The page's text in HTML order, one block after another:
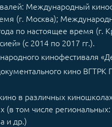
Международный
(г. Москва);
по настоящее время (г.
(с 2014 по 2017 гг.).
кинофестиваля
кино ВГТРК
в различных
том числе региональных:
и др.)